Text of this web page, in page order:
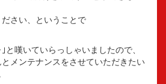
さい、ということで
と嘆いていらっしゃいましたので、
メンテナンスをさせていただきたい